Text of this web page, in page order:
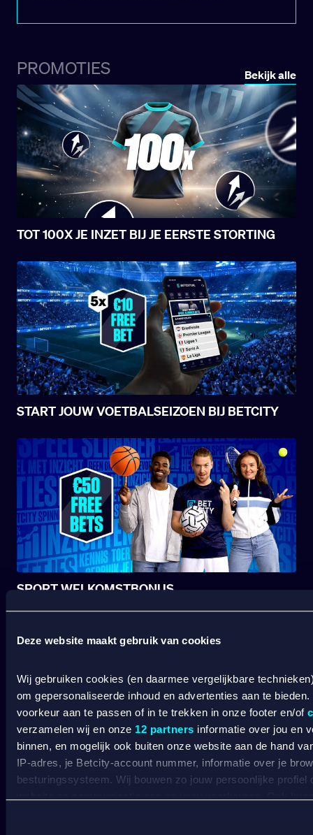
Deze website maakt gebruik van cookies
Wij gebruiken cookies (en daarmee vergelijkbare
om gepersonaliseerde inhoud en advertenties aan te
voorkeur aan te passen of in te trekken in onze footer en/of
verzamelen wij en onze 12 partners informatie over jou en
binnen, en mogelijk ook buiten onze website aan de hand
IP-adres, je Betcity-account nummer, informatie over je
besturingssysteem. Wij bouwen zo jouw persoonlijke profiel
PROMOTIES Bekijk alle
TOT 100X JE INZET BIJ JE EERSTE STORTING
START JOUW VOETBALSEIZOEN BIJ BETCITY
SPORT WELKOMSTBONUS
Wat kost gokken jou? Stop op tijd. 18+
BETCITY
SPORTSBOOK
Wedden op sport
Wedden op voetbal
Wedden op Eredivisie